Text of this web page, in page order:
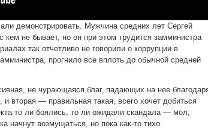
демонстрировать. Мужчина средних лет Сергей
не бывает, но он при этом трудится замминистра
так отчетливо не говорили о коррупции в
прогнило все вплоть до обычной средней
не чурающаяся благ, падающих на нее
вторая — правильная такая, всего хочет добиться
то ли боялись, то ли ожидали скандала — мол,
начнут возмущаться, но пока как-то тихо.